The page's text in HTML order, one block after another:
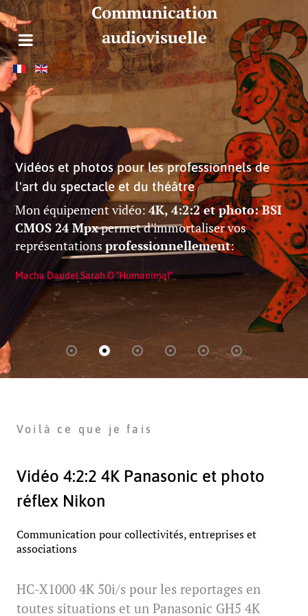
Communication
audiovisuelle
Vidéos et photos pour les professionnels de
l'art du spectacle et du théâtre
Mon équipement vidéo:4K, 4:2:2 et photo: BSI
CMOS 24 Mpxpermet d'immortaliser vos
représentationsprofessionnellement:
Macha Daudel Sarah.O "Humanimal"
Discrétion professionnelle
Je travaille seul, aucune délégation. Vos photos et
uniquement par moi et vous.
Ici, un moment d'intimité pendant un shooting
Voilà ce que je fais
Vidéo 4:2:2 4K Panasonic et photo
réflex Nikon
Communication pour collectivités, entreprises et
associations
HC-X1000 4K 50i/s pour les reportages en
toutes situations et un Panasonic GH5 4K